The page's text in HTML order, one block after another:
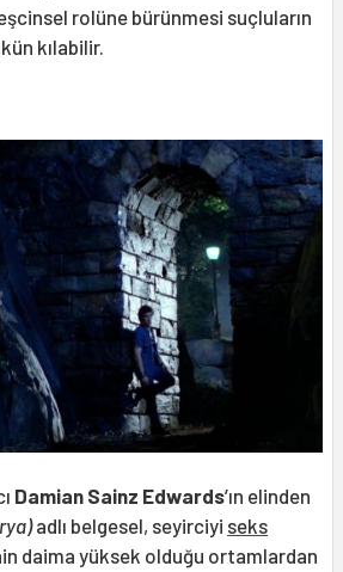
rolüne bürünmesi suçluların
kılabilir.
Damian Sainz Edwards’ın elinden
adlı belgesel, seyirciyi seks
daima yüksek olduğu ortamlardan